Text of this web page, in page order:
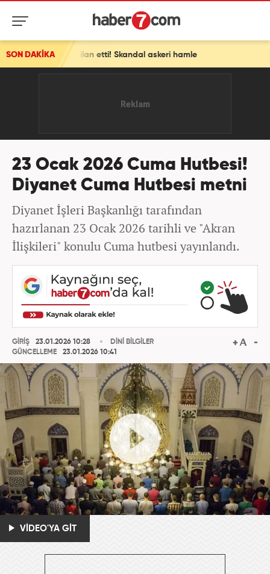
SON DAKİKA
etti! Skandal askeri hamle
23 Ocak 2026 Cuma Hutbesi!
Diyanet Cuma Hutbesi metni
Diyanet İşleri Başkanlığı tarafından
hazırlanan 23 Ocak 2026 tarihli ve "Akran
İlişkileri" konulu Cuma hutbesi yayınlandı.
GİRİŞ
23.01.2026 10:28
GÜNCELLEME
23.01.2026 10:41
DİNİ BİLGİLER
VİDEO'YA GİT